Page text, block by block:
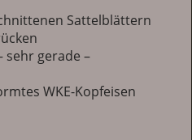
Sattelblättern
sehr gerade –
WKE-Kopfeisen